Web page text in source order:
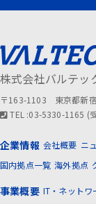
株式会社バルテッ
〒163-1103 東京都新
TEL :03-5330-1165 (
企業情報 会社概要 ニ
国内拠点一覧 海外拠点
事業概要 IT・ネットワ